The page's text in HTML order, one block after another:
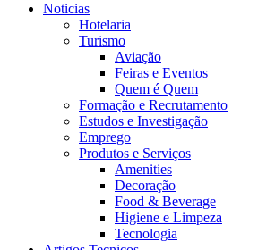
Noticias
Hotelaria
Turismo
Aviação
Feiras e Eventos
Quem é Quem
Formação e Recrutamento
Estudos e Investigação
Emprego
Produtos e Serviços
Amenities
Decoração
Food & Beverage
Higiene e Limpeza
Tecnologia